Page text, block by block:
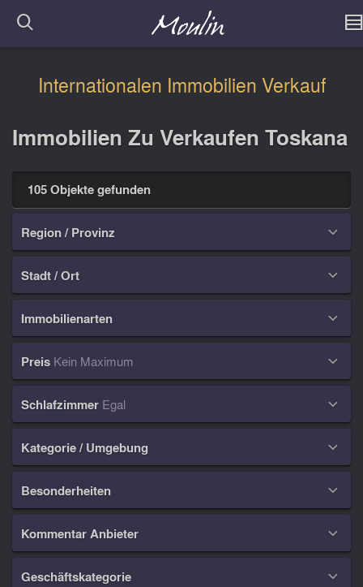
Internationalen Immobilien Verkauf
Immobilien Zu Verkaufen Toskana
105 Objekte gefunden
Region / Provinz 
Stadt / Ort 
Immobilienarten 
Preis Kein Maximum 
Schlafzimmer Egal 
Kategorie / Umgebung 
Besonderheiten 
Kommentar Anbieter 
Geschäftskategorie 